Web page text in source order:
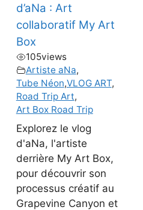
d’aNa : Art
collaboratif My Art
Box
105views
Artiste aNa,
Tube Néon,VLOG ART,
Road Trip Art,
Art Box Road Trip
Explorez le vlog
d'aNa, l'artiste
derrière My Art Box,
pour découvrir son
processus créatif au
Grapevine Canyon et